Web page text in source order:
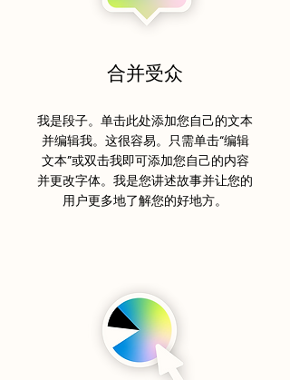
合并受众
我是段子。单击此处添加您自己的文本
并编辑我。这很容易。只需单击“编辑
文本”或双击我即可添加您自己的内容
并更改字体。我是您讲述故事并让您的
用户更多地了解您的好地方。